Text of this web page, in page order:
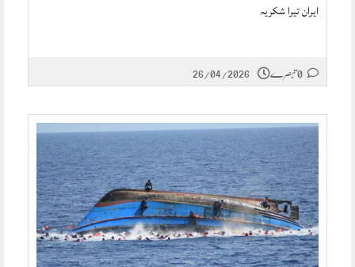
ایران تیرا شکریہ
26/04/2026